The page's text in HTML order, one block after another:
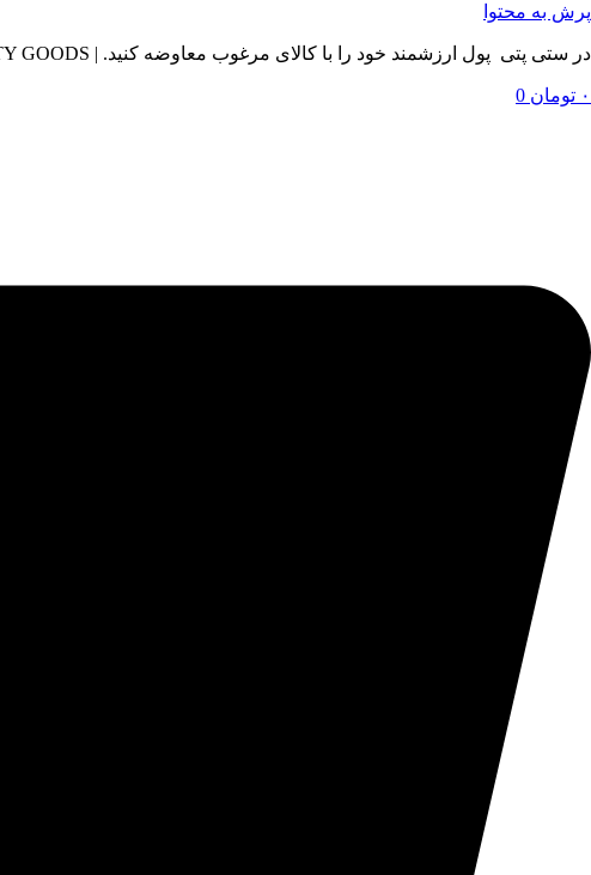
پرش به محتوا
در ستی پتی پول ارزشمند خود را با کالای مرغوب معاوضه کنید. | BY SETIPETI , EXCHANGE YOUR VALUABLE MONEY WITH QUALITY GOODS
۰ تومان 0